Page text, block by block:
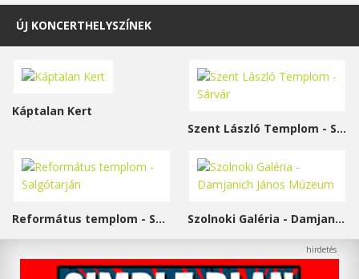
ÚJ KONCERTHELYSZÍNEK
Káptalan Kert
Szent László Templom - Sárvár
Református templom - Salgótarján Szolnoki Galéria - Damjanich János Múzeum